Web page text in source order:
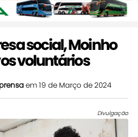
social, Moinho
voluntários
em 19 de Março de 2024
Divulgação